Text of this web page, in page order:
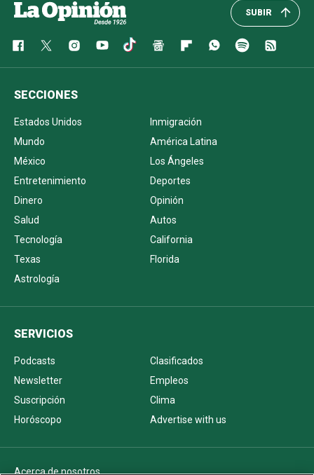
SUBIR
SECCIONES
Estados Unidos
Inmigración
Mundo
América Latina
México
Los Ángeles
Entretenimiento
Deportes
Dinero
Opinión
Salud
Autos
Tecnología
California
Texas
Florida
Astrología
SERVICIOS
Podcasts
Clasificados
Newsletter
Empleos
Suscripción
Clima
Horóscopo
Advertise with us
Acerca de nosotros